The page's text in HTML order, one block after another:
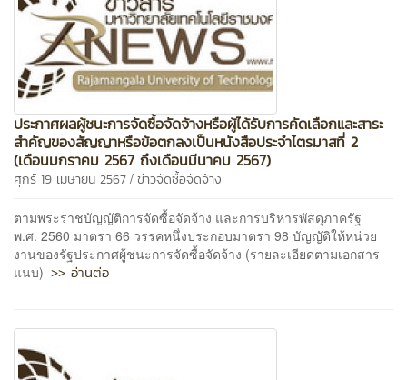
ประกาศผลผู้ชนะการจัดซื้อจัดจ้างหรือผู้ได้รับการคัดเลือกและสาระ
สำคัญของสัญญาหรือข้อตกลงเป็นหนังสือประจำไตรมาสที่ 2
(เดือนมกราคม 2567 ถึงเดือนมีนาคม 2567)
ศุกร์ 19 เมษายน 2567 / ข่าวจัดซื้อจัดจ้าง
ตามพระราชบัญญัติการจัดซื้อจัดจ้าง และการบริหารพัสดุภาครัฐ
พ.ศ. 2560 มาตรา 66 วรรคหนึ่งประกอบมาตรา 98 บัญญัติให้หน่วย
งานของรัฐประกาศผู้ชนะการจัดซื้อจัดจ้าง (รายละเอียดตามเอกสาร
แนบ) >> อ่านต่อ